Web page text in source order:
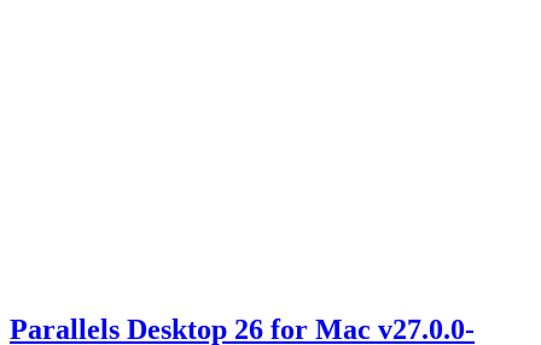
Parallels Desktop 26 for Mac v27.0.0-